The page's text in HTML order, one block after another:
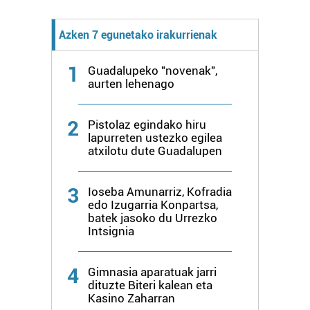
fitxategiak erabiltzen ditu. Zure esperientzia eta
zerbitzuak hobetzeko asmoz, cookie teknologiaz
baliatzen gara. Ohar hau onartuz gero, teknologia hori
erabiltzeko baimen esplizitua ematen diguzu.
Azken 7 egunetako irakurrienak
1
Guadalupeko "novenak",
aurten lehenago
2
Pistolaz egindako hiru
lapurreten ustezko egilea
atxilotu dute Guadalupen
3
Ioseba Amunarriz, Kofradia
edo Izugarria Konpartsa,
batek jasoko du Urrezko
Intsignia
4
Gimnasia aparatuak jarri
dituzte Biteri kalean eta
Kasino Zaharran